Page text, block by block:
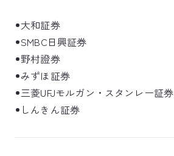
大和証券
SMBC日興証券
野村證券
みずほ証券
三菱UFJモルガン・スタンレー証券
しんきん証券